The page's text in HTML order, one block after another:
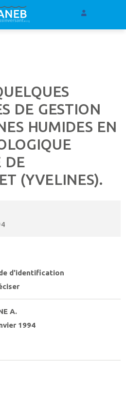
DE GESTION
HUMIDES EN
DE
(YVELINES).
d'identification
A.
1994